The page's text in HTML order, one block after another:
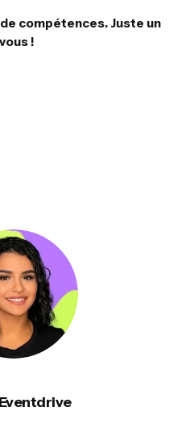
compétences. Juste un
!